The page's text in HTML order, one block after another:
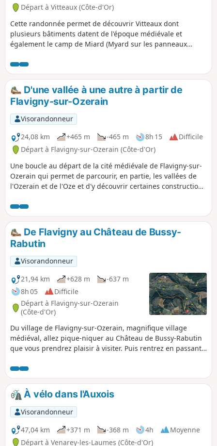
Départ à Vitteaux (Côte-d'Or)
Cette randonnée permet de découvrir Vitteaux dont
plusieurs bâtiments datent de l'époque médiévale et
également le camp de Miard (Myard sur les panneaux
Posanges vaut aussi le détour.
D'une vallée à une autre à partir de
Flavigny-sur-Ozerain
Visorandonneur
24,08 km
+465 m -465 m 8h 15
Difficile
Départ à Flavigny-sur-Ozerain (Côte-d'Or)
Une boucle au départ de la cité médiévale de Flavigny-sur-
Ozerain qui permet de parcourir, en partie, les vallées de
l'Ozerain et de l'Oze et d'y découvrir certaines constructions
dans Flavigny grâce à son passé culturel riche et fourni.
De Flavigny au Château de Bussy-
Rabutin
Visorandonneur
21,94 km
+628 m
-637 m
8h 05
Difficile
Départ à Flavigny-sur-Ozerain
(Côte-d'Or)
Du village de Flavigny-sur-Ozerain, magnifique village
médiéval, allez pique-niquer au Château de Bussy-Rabutin
que vous prendrez plaisir à visiter. Puis rentrez en passant
rendez visite à Vercingétorix.
À vélo dans l'Auxois
Visorandonneur
47,04 km
+371 m -368 m 4h
Moyenne
Départ à Venarey-les-Laumes (Côte-d'Or)